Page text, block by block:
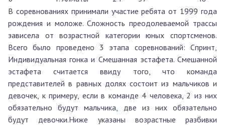
В соревнованиях принимали участие ребята от 1999 года
рождения и моложе. Сложность преодолеваемой трассы
зависела от возрастной категории юных спортсменов.
Всего было проведено 3 этапа соревнований: Спринт,
Индивидуальная гонка и Смешанная эстафета. Смешанной
эстафета считается ввиду того, что команда
представителей в равных долях состоит из мальчиков и
девочек, к примеру, если в команде 4 человека, 2 из них
обязательно будут мальчика, две из них обязательно
будут девочки.Ниже указаны возрастные разбивки